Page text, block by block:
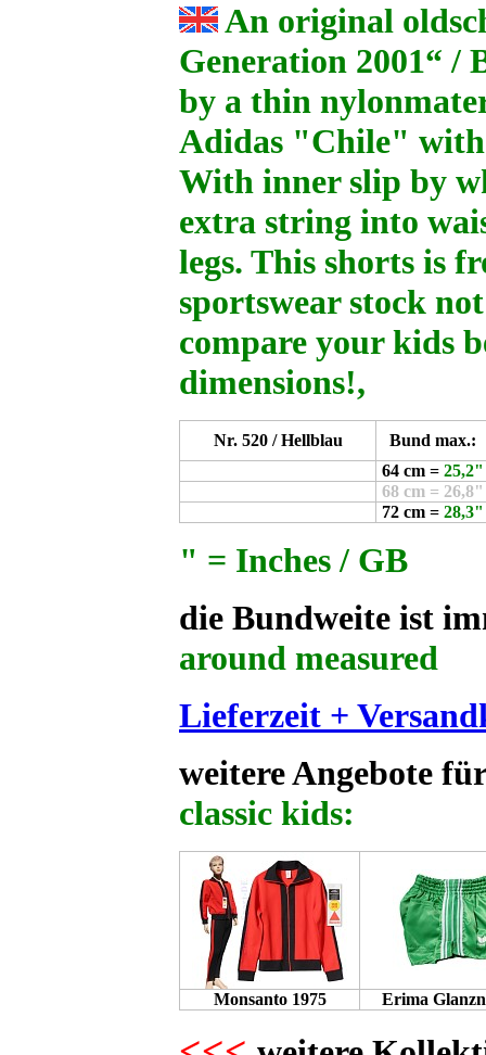
An original
Generation 2001“ /
by a thin
Adidas "Chile" with
With inner slip by
extra string into
legs. This shorts is
sportswear stock
compare your kids
dimensions!,
Nr. 520 / Hellblau
Bund max.:
64 cm = 25,2"
68 cm = 26,8"
72 cm = 28,3"
" = Inches / GB
die Bundweite ist
around measured
Lieferzeit +
weitere Angebote
classic kids:
Monsanto 1975 Erima